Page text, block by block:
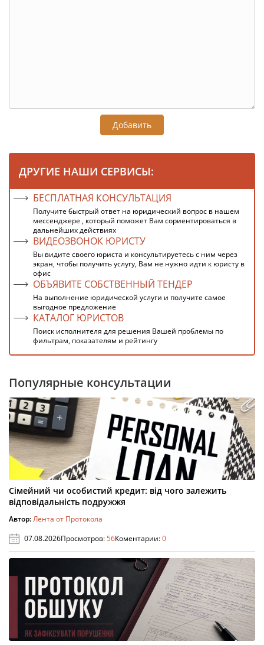
Добавить
ДРУГИЕ НАШИ СЕРВИСЫ:
БЕСПЛАТНАЯ КОНСУЛЬТАЦИЯ
Получите быстрый ответ на юридический вопрос в нашем
мессенджере , который поможет Вам сориентироваться в
дальнейших действиях
ВИДЕОЗВОНОК ЮРИСТУ
Вы видите своего юриста и консультируетесь с ним через
экран, чтобы получить услугу, Вам не нужно идти к юристу в
офис
ОБЪЯВИТЕ СОБСТВЕННЫЙ ТЕНДЕР
На выполнение юридической услуги и получите самое
выгодное предложение
КАТАЛОГ ЮРИСТОВ
Поиск исполнителя для решения Вашей проблемы по
фильтрам, показателям и рейтингу
Популярные консультации
Сімейний чи особистий кредит: від чого залежить
відповідальність подружжя
Автор:Лента от Протокола
07.08.2026Просмотров:56Коментарии:0